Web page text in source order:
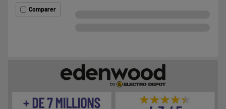
Comparer